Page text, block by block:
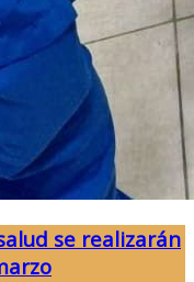
se realizarán